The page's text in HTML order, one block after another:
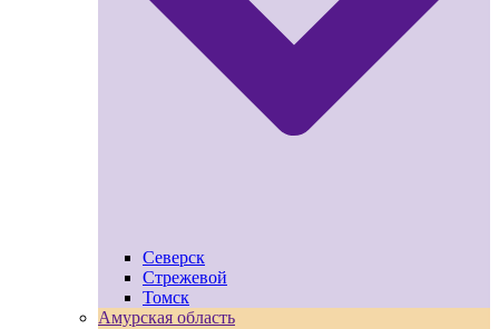
Северск
Стрежевой
Томск
Амурская область